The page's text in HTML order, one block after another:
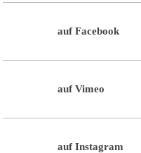
auf Facebook
auf Vimeo
auf Instagram